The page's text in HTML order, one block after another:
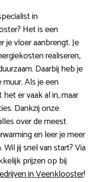
in
Het is een
je vloer aanbrengt. Je
realiseren,
Daarbij heb je
Als je een
er vaak al in, maar
Dankzij onze
over de meest
en leer je meer
jij snel van start? Via
prijzen op bij
in Veenklooster!